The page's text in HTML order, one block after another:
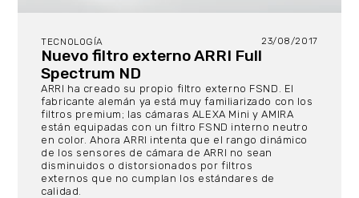
TECNOLOGÍA 23/08/2017
Nuevo filtro externo ARRI Full
Spectrum ND
ARRI ha creado su propio filtro externo FSND. El
fabricante alemán ya está muy familiarizado con los
filtros premium; las cámaras ALEXA Mini y AMIRA
están equipadas con un filtro FSND interno neutro
en color. Ahora ARRI intenta que el rango dinámico
de los sensores de cámara de ARRI no sean
disminuidos o distorsionados por filtros
externos que no cumplan los estándares de
calidad.